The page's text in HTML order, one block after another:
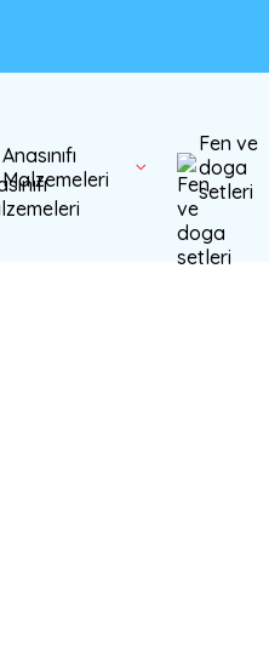
Anasınıfı
Malzemeleri
Fen ve
doga
setleri